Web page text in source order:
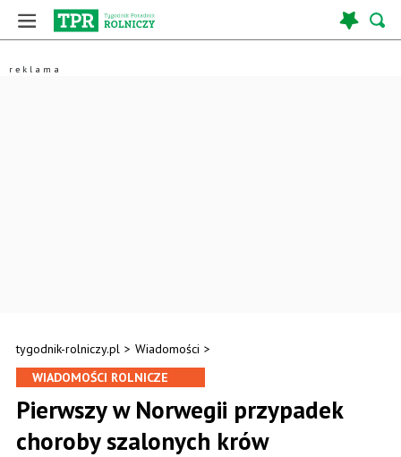
tygodnik-rolniczy.pl > Wiadomości >
WIADOMOŚCI ROLNICZE
Pierwszy w Norwegii przypadek
choroby szalonych krów